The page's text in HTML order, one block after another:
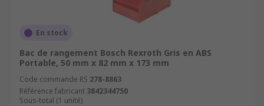
En stock
Bac de rangement Bosch Rexroth Gris en ABS
Portable, 50 mm x 82 mm x 173 mm
Code commande RS 278-8863
Référence fabricant 3842344750
Sous-total (1 unité)